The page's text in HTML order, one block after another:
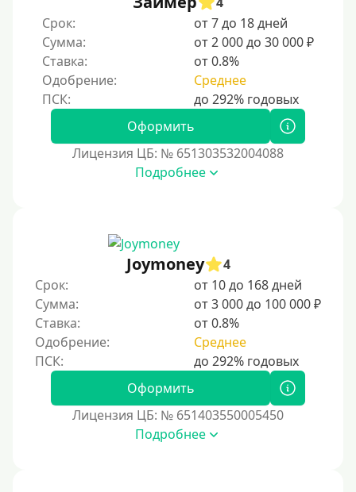
Срок:
от 7 до 18 дней
Сумма:
от 2 000 до 30 000 ₽
Ставка:
от 0.8%
Одобрение:
Среднее
Оформить
Лицензия ЦБ: № 651303532004088
Подробнее
Joymoney
4
Срок:
от 10 до 168 дней
Сумма:
от 3 000 до 100 000 ₽
Ставка:
от 0.8%
Одобрение:
Среднее
Оформить
Лицензия ЦБ: № 651403550005450
Подробнее